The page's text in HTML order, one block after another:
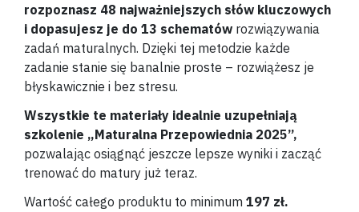
rozpoznasz 48 najważniejszych słów kluczowych
i dopasujesz je do 13 schematów rozwiązywania
zadań maturalnych. Dzięki tej metodzie każde
zadanie stanie się banalnie proste – rozwiążesz je
błyskawicznie i bez stresu.
Wszystkie te materiały idealnie uzupełniają
szkolenie „Maturalna Przepowiednia 2025”,
pozwalając osiągnąć jeszcze lepsze wyniki i zacząć
trenować do matury już teraz.
Wartość całego produktu to minimum 197 zł.